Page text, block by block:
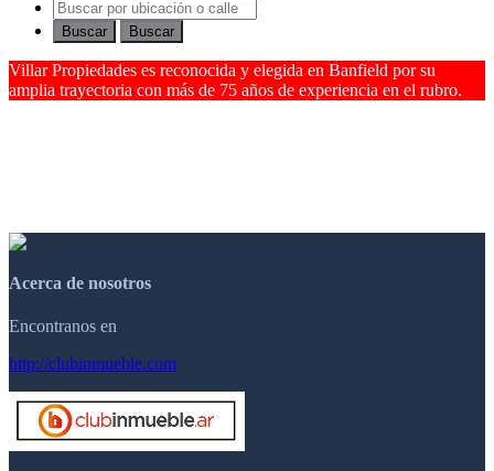
Buscar Buscar
Villar Propiedades es reconocida y elegida en Banfield por su
amplia trayectoria con más de 75 años de experiencia en el rubro.
Acerca de nosotros
Encontranos en
http://clubinmueble.com